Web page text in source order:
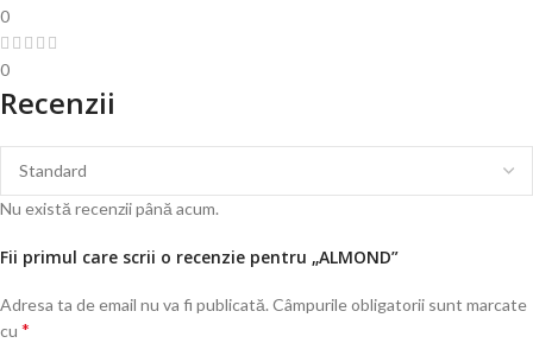
0
0
Recenzii
Nu există recenzii până acum.
Fii primul care scrii o recenzie pentru „ALMOND”
Adresa ta de email nu va fi publicată. Câmpurile obligatorii sunt marcate
cu *